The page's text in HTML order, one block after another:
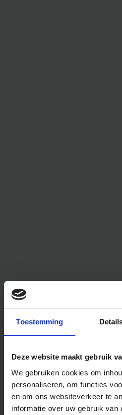
Toestemming
Deze website maakt gebruik
We gebruiken cookies om
personaliseren, om functies
en om ons websiteverkeer te
informatie over uw gebruik van